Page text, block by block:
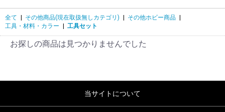
全て その他商品(現在取扱無しカテゴリ) その他ホビー商品
工具・材料・カラー
工具セット
お探しの商品は見つかりませんでした
当サイトについて